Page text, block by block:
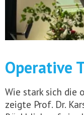
Operative
Wie stark sich die
zeigte Prof. Dr.